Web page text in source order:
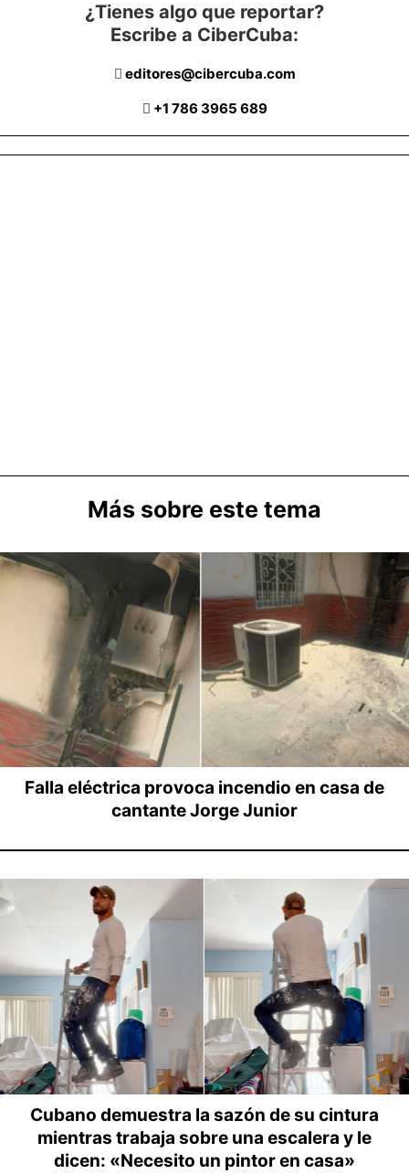
¿Tienes algo que reportar?
Escribe a CiberCuba:
editores@cibercuba.com
+1 786 3965 689
Más sobre este tema
Falla eléctrica provoca incendio en casa de
cantante Jorge Junior
Cubano demuestra la sazón de su cintura
mientras trabaja sobre una escalera y le
dicen: «Necesito un pintor en casa»